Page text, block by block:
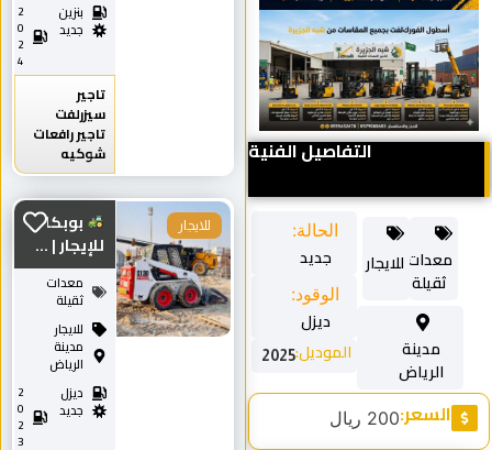
التفاصيل الفنية
الحالة:
جديد
الوقود:
ديزل
الموديل:2025
مدينة
الرياض
معدات
ثقيلة
للايجار
السعر:200 ريال
بنزين
جديد
0
2
تاجير
سيزرلفت
تاجير رافعات
شوكيه
بوبكات
للإيجار | ...
معدات
ثقيلة
للايجار
مدينة
الرياض
ديزل
جديد
0
2
للايجار